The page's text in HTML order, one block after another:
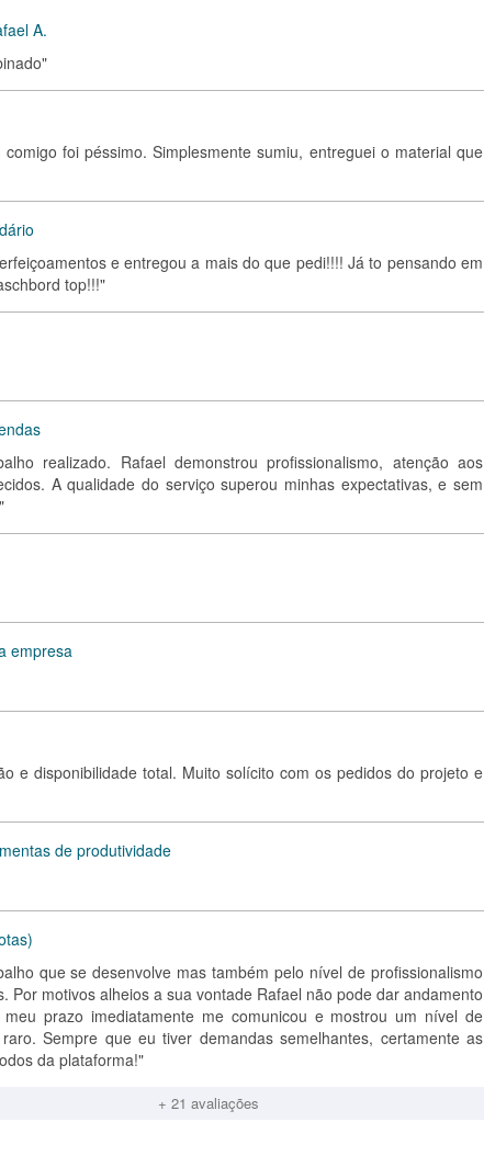
A.
foi péssimo. Simplesmente sumiu, entreguei o material que
e entregou a mais do que pedi!!!! Já to pensando em
top!!!"
realizado. Rafael demonstrou profissionalismo, atenção aos
A qualidade do serviço superou minhas expectativas, e sem
empresa
e disponibilidade total. Muito solícito com os pedidos do projeto e
de produtividade
que se desenvolve mas também pelo nível de profissionalismo
Por motivos alheios a sua vontade Rafael não pode dar andamento
prazo imediatamente me comunicou e mostrou um nível de
Sempre que eu tiver demandas semelhantes, certamente as
da plataforma!"
+ 21 avaliações